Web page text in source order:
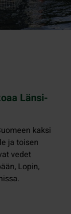
Länsi-
kaksi
ja toisen
vedet
Lopin,